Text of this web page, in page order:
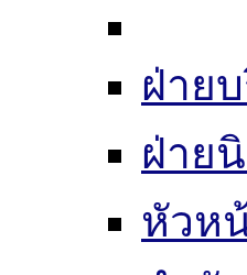
ฝ่าย
ฝ่าย
หัวห